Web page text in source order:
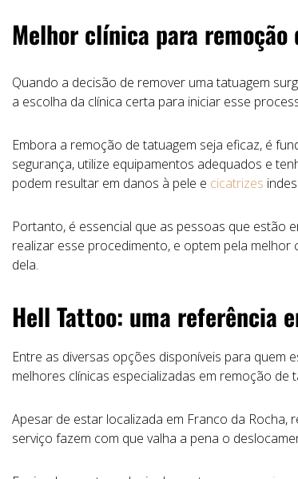
Melhor clínica para
Quando a decisão de remover uma tatuagem
a escolha da clínica certa para iniciar esse
Embora a remoção de tatuagem seja eficaz, é
segurança, utilize equipamentos adequados e
podem resultar em danos à pele e cicatrizes
Portanto, é essencial que as pessoas que estão
realizar esse procedimento, e optem pela
dela.
Hell Tattoo: uma referência
Entre as diversas opções disponíveis para quem
melhores clínicas especializadas em remoção de
Apesar de estar localizada em Franco da Rocha,
serviço fazem com que valha a pena o